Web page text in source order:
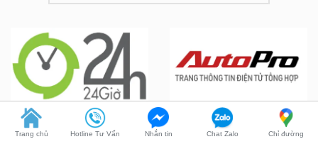
ZKar Auto tài trợ học bổng kỹ
thuật ô tô cho thanh niên nghèo
CEO từng nâng cấp hơn 7.000 ô
tô mở hệ thống chăm sóc xe hơi
Trang chủ Hotline Tư Vấn Nhắn tin Chat Zalo Chỉ đường